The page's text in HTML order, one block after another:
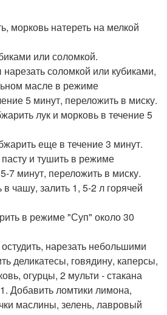
морковь натереть на мелкой
или соломкой.
соломкой или кубиками,
масле в режиме
5 минут, переложить в миску.
лук и морковь в течение 5
еще в течение 3 минут.
и тушить в режиме
минут, переложить в миску.
чашу, залить 1, 5-2 л горячей
в режиме "Суп" около 30
нарезать небольшими
деликатесы, говядину, каперсы,
огурцы, 2 мульти - стакана
Добавить ломтики лимона,
маслины, зелень, лавровый